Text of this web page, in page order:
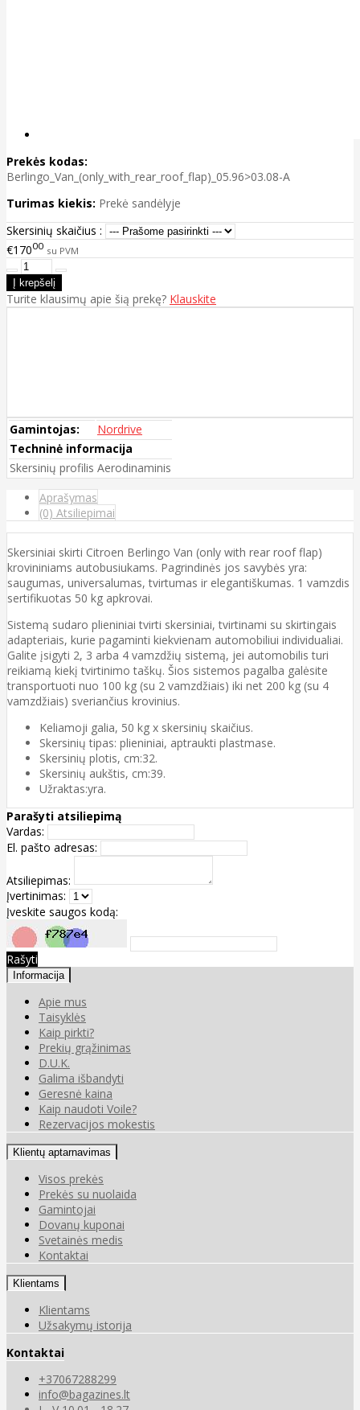
Prekės kodas:
Berlingo_Van_(only_with_rear_roof_flap)_05.96>03.08-A
Turimas kiekis: Prekė sandėlyje
Skersinių skaičius :
€17000 su PVM
Turite klausimų apie šią prekę? Klauskite
Gamintojas:
Nordrive
Techninė informacija
Skersinių profilis Aerodinaminis
Aprašymas
(0) Atsiliepimai
Skersiniai skirti Citroen Berlingo Van (only with rear roof flap)
krovininiams autobusiukams. Pagrindinės jos savybės yra:
saugumas, universalumas, tvirtumas ir elegantiškumas. 1 vamzdis
sertifikuotas 50 kg apkrovai.
Sistemą sudaro plieniniai tvirti skersiniai, tvirtinami su skirtingais
adapteriais, kurie pagaminti kiekvienam automobiliui individualiai.
Galite įsigyti 2, 3 arba 4 vamzdžių sistemą, jei automobilis turi
reikiamą kiekį tvirtinimo taškų. Šios sistemos pagalba galėsite
transportuoti nuo 100 kg (su 2 vamzdžiais) iki net 200 kg (su 4
vamzdžiais) sveriančius krovinius.
Keliamoji galia, 50 kg x skersinių skaičius.
Skersinių tipas: plieniniai, aptraukti plastmase.
Skersinių plotis, cm:32.
Skersinių aukštis, cm:39.
Užraktas:yra.
Parašyti atsiliepimą
Vardas:
El. pašto adresas:
Atsiliepimas:
Įvertinimas:
Įveskite saugos kodą:
Rašyti
Informacija
Apie mus
Taisyklės
Kaip pirkti?
Prekių grąžinimas
D.U.K.
Galima išbandyti
Geresnė kaina
Kaip naudoti Voile?
Rezervacijos mokestis
Klientų aptarnavimas
Visos prekės
Prekės su nuolaida
Gamintojai
Dovanų kuponai
Svetainės medis
Kontaktai
Klientams
Klientams
Užsakymų istorija
Kontaktai
+37067288299
info@bagazines.lt